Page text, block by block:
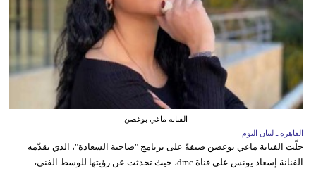
الفنانة ماغي بوغصن
القاهرة ـ لبنان اليوم
حلّت الفنانة ماغي بوغصن ضيفةً على برنامج "صاحبة السعادة"، الذي تقدّمه
الفنانة إسعاد يونس على قناة dmc، حيث تحدثت عن رؤيتها للوسط الفني،